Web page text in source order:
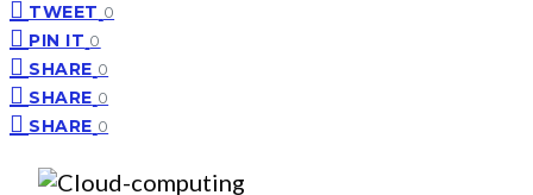
TWEET 0
PIN IT 0
SHARE 0
SHARE 0
SHARE 0